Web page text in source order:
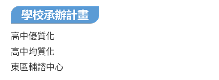
高中優質化
高中均質化
東區輔諮中心